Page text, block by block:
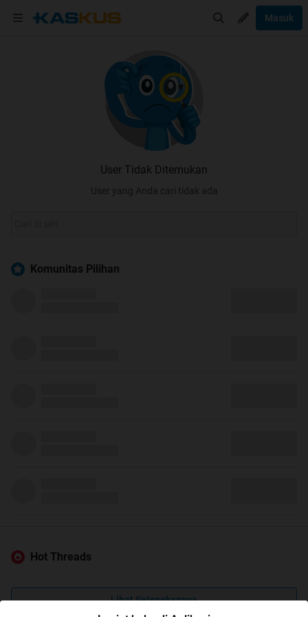
Masuk
User Tidak Ditemukan
User yang Anda cari tidak ada
Komunitas Pilihan
Hot Threads
Lihat Selengkapnya